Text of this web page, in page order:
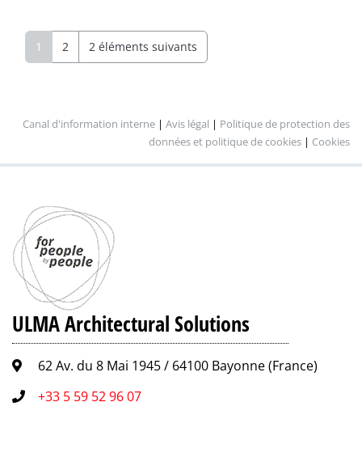
1 2 2 éléments suivants
Canal d'information interne | Avis légal | Politique de protection des
données et politique de cookies | Cookies
ULMA Architectural Solutions
62 Av. du 8 Mai 1945 / 64100 Bayonne (France)
+33 5 59 52 96 07